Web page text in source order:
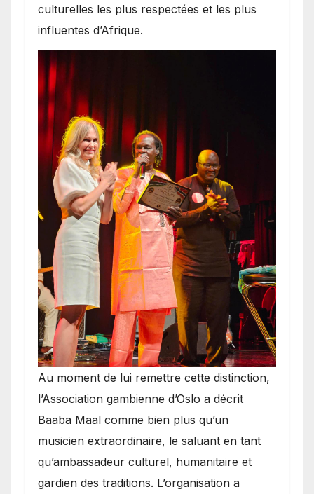
culturelles les plus respectées et les plus
influentes d’Afrique.
​Au moment de lui remettre cette distinction,
l’Association gambienne d’Oslo a décrit
Baaba Maal comme bien plus qu’un
musicien extraordinaire, le saluant en tant
qu’ambassadeur culturel, humanitaire et
gardien des traditions. L’organisation a